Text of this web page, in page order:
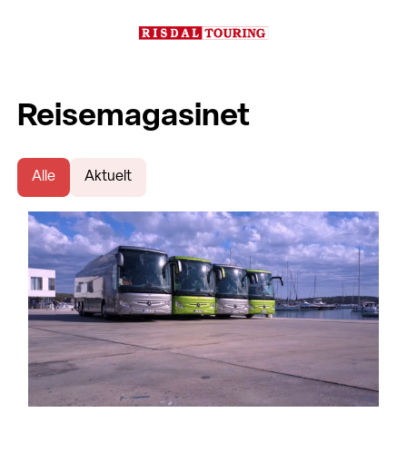
Reisemagasinet
Alle Aktuelt